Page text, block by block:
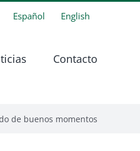
Español English
Contacto
de buenos momentos